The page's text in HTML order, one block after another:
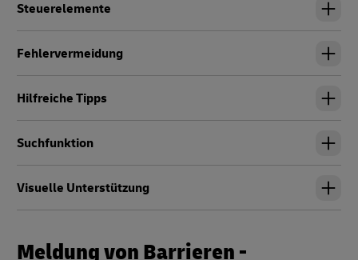
Steuerelemente
Fehlervermeidung
Hilfreiche Tipps
Suchfunktion
Visuelle Unterstützung
Meldung von Barrieren -